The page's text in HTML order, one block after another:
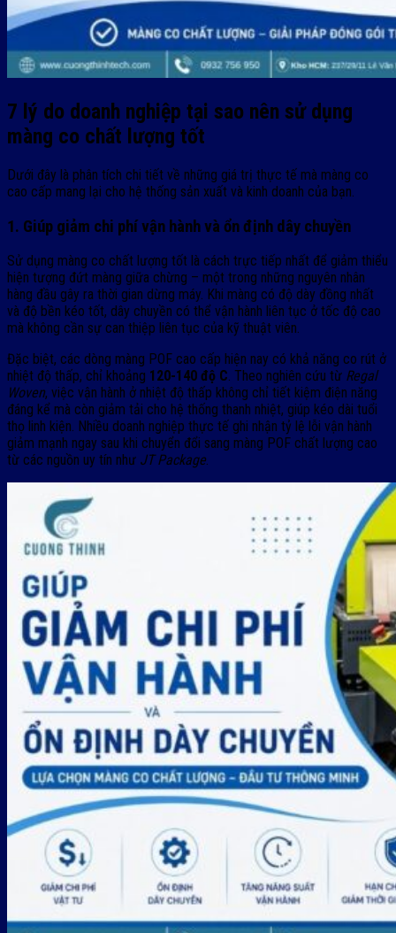
7 lý do doanh nghiệp tại sao nên sử dụng
màng co chất lượng tốt
Dưới đây là phân tích chi tiết về những giá trị thực tế mà màng co
cao cấp mang lại cho hệ thống sản xuất và kinh doanh của bạn.
1. Giúp giảm chi phí vận hành và ổn định dây chuyền
Sử dụng màng co chất lượng tốt là cách trực tiếp nhất để giảm thiểu
hiện tượng đứt màng giữa chừng – một trong những nguyên nhân
hàng đầu gây ra thời gian dừng máy. Khi màng có độ dày đồng nhất
và độ bền kéo tốt, dây chuyền có thể vận hành liên tục ở tốc độ cao
mà không cần sự can thiệp liên tục của kỹ thuật viên.
Đặc biệt, các dòng màng POF cao cấp hiện nay có khả năng co rút ở
nhiệt độ thấp, chỉ khoảng 120-140 độ C. Theo nghiên cứu từ Regal
Woven, việc vận hành ở nhiệt độ thấp không chỉ tiết kiệm điện năng
đáng kể mà còn giảm tải cho hệ thống thanh nhiệt, giúp kéo dài tuổi
thọ linh kiện. Nhiều doanh nghiệp thực tế ghi nhận tỷ lệ lỗi vận hành
giảm mạnh ngay sau khi chuyển đổi sang màng POF chất lượng cao
từ các nguồn uy tín như JT Package.